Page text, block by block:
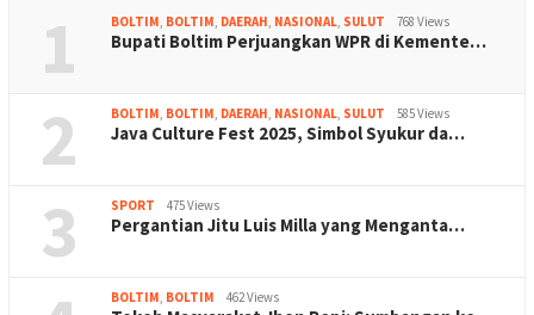
1 BOLTIM, BOLTIM, DAERAH, NASIONAL, SULUT 768 Views
Bupati Boltim Perjuangkan WPR di Kemente…
2 BOLTIM, BOLTIM, DAERAH, NASIONAL, SULUT 585 Views
Java Culture Fest 2025, Simbol Syukur da…
3 SPORT 475 Views
Pergantian Jitu Luis Milla yang Menganta…
BOLTIM, BOLTIM 462 Views